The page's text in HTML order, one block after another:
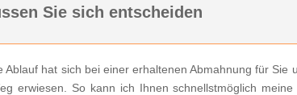
Sie sich entscheiden
Ablauf hat sich bei einer erhaltenen Abmahnung für Sie
erwiesen. So kann ich Ihnen schnellstmöglich